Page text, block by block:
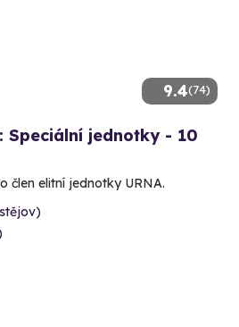
9.4(74)
Speciální jednotky - 10
člen elitní jednotky URNA.